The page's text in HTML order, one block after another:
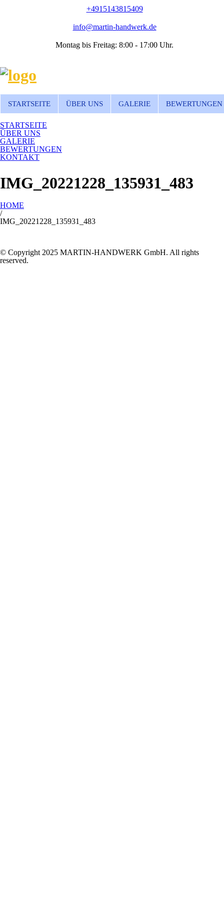
+4915143815409
info@martin-handwerk.de
Montag bis Freitag: 8:00 - 17:00 Uhr.
STARTSEITE ÜBER UNS GALERIE BEWERTUNGEN
STARTSEITE
ÜBER UNS
GALERIE
BEWERTUNGEN
KONTAKT
IMG_20221228_135931_483
HOME
/
IMG_20221228_135931_483
© Copyright 2025 MARTIN-HANDWERK GmbH. All rights
reserved.